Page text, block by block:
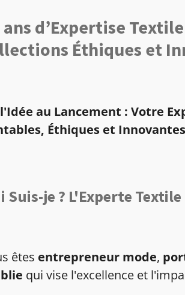
ans d’Expertise
Éthiques et
au Lancement : Votre
Éthiques et Innovantes
Suis-je ? L'Experte Textile
êtes entrepreneur mode,
qui vise l'excellence et